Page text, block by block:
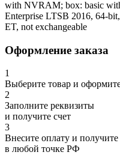
with NVRAM; box: basic
Enterprise LTSB 2016, 64-
ET, not exchangeable
Оформление заказа
1
Выберите товар и оформите
2
Заполните реквизиты
и получите счет
3
Внесите оплату и получите
в любой точке РФ